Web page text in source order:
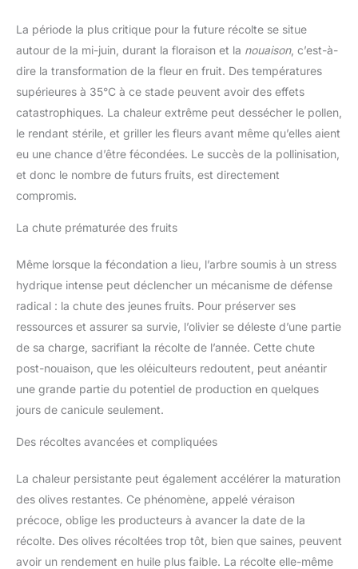
La période la plus critique pour la future récolte se situe
autour de la mi-juin, durant la floraison et la nouaison, c’est-à-
dire la transformation de la fleur en fruit. Des températures
supérieures à 35°C à ce stade peuvent avoir des effets
catastrophiques. La chaleur extrême peut dessécher le pollen,
le rendant stérile, et griller les fleurs avant même qu’elles aient
eu une chance d’être fécondées. Le succès de la pollinisation,
et donc le nombre de futurs fruits, est directement
compromis.
La chute prématurée des fruits
Même lorsque la fécondation a lieu, l’arbre soumis à un stress
hydrique intense peut déclencher un mécanisme de défense
radical : la chute des jeunes fruits. Pour préserver ses
ressources et assurer sa survie, l’olivier se déleste d’une partie
de sa charge, sacrifiant la récolte de l’année. Cette chute
post-nouaison, que les oléiculteurs redoutent, peut anéantir
une grande partie du potentiel de production en quelques
jours de canicule seulement.
Des récoltes avancées et compliquées
La chaleur persistante peut également accélérer la maturation
des olives restantes. Ce phénomène, appelé véraison
précoce, oblige les producteurs à avancer la date de la
récolte. Des olives récoltées trop tôt, bien que saines, peuvent
avoir un rendement en huile plus faible. La récolte elle-même